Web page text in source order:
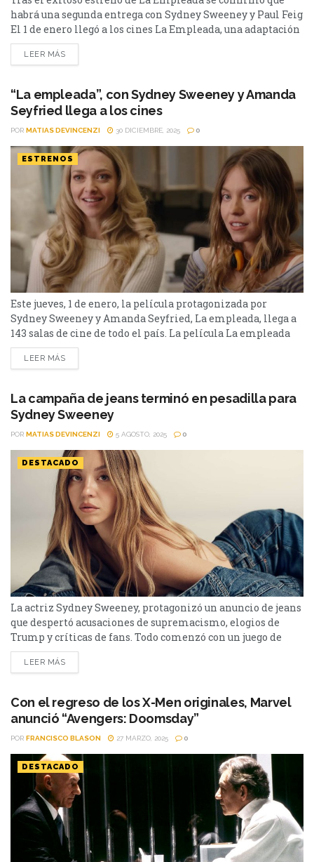
habrá una segunda entrega con Sydney Sweeney y Paul Feig
El 1 de enero llegó a los cines La Empleada, una adaptación
inquietante de la novela homónima de Freida McFadden y,
tras su exitoso estreno que ya lleva una recaudación de 133
LEER MÁS
“La empleada”, con Sydney Sweeney y Amanda
Seyfried llega a los cines
POR MATIAS DEVINCENZI 30 DICIEMBRE, 2025 0
ESTRENOS
Este jueves, 1 de enero, la película protagonizada por
Sydney Sweeney y Amanda Seyfried, La empleada, llega a
143 salas de cine de todo el país. La película La empleada
(The Housemaid), dirigida por el aclamado cineasta Paul
Feig, llegará a la cartelera argentina este jueves 1 de enero
(The Dropout), quienes...
LEER MÁS
La campaña de jeans terminó en pesadilla para
Sydney Sweeney
POR MATIAS DEVINCENZI 5 AGOSTO, 2025 0
DESTACADO
La actriz Sydney Sweeney, protagonizó un anuncio de jeans
que despertó acusaciones de supremacismo, elogios de
Trump y críticas de fans. Todo comenzó con un juego de
palabras. American Eagle lanzó a mediados de julio su
nueva campaña publicitaria protagonizada por Sydney
comercial —breve y de tono casual— incluía frases como
“Genes...
LEER MÁS
Con el regreso de los X-Men originales, Marvel
anunció “Avengers: Doomsday”
POR FRANCISCO BLASON 27 MARZO, 2025 0
DESTACADO